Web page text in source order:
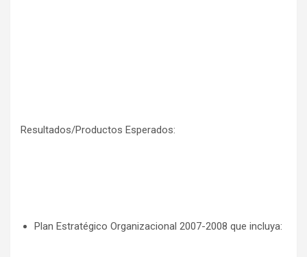
Resultados/Productos Esperados:
Plan Estratégico Organizacional 2007-2008 que incluya: